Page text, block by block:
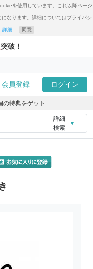
を使用しています。これ以降ページ
なります。詳細についてはプライバシ
詳細 同意
突破！
会員登録 ログイン
の特典をゲット
詳細
検索
▼